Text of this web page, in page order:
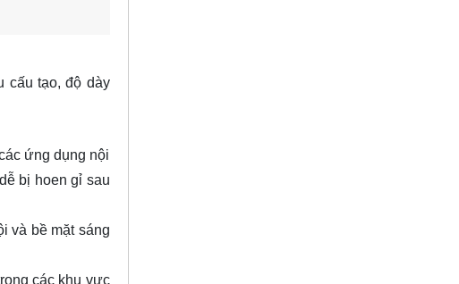
cấu tạo, độ dày
ứng dụng nội
bị hoen gỉ sau
và bề mặt sáng
các khu vực